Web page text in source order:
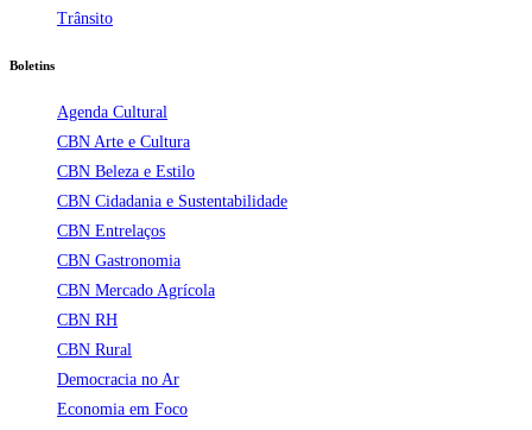
Trânsito
Boletins
Agenda Cultural
CBN Arte e Cultura
CBN Beleza e Estilo
CBN Cidadania e Sustentabilidade
CBN Entrelaços
CBN Gastronomia
CBN Mercado Agrícola
CBN RH
CBN Rural
Democracia no Ar
Economia em Foco